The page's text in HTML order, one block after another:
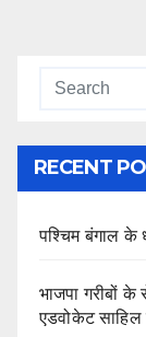
RECENT
पश्चिम बंगाल के
भाजपा गरीबों के
एडवोकेट साहिल